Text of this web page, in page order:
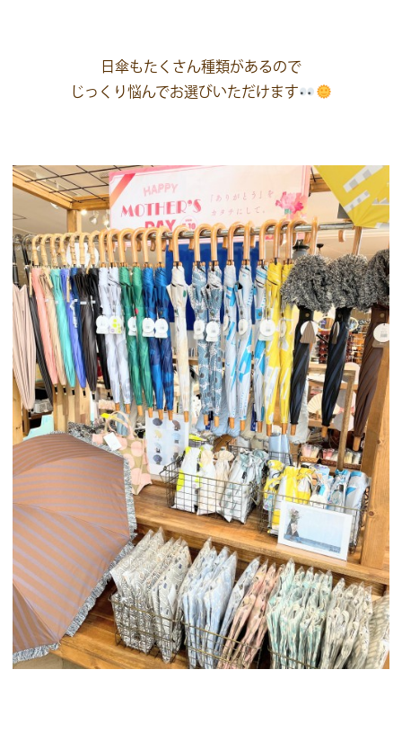
日傘もたくさん種類があるので
じっくり悩んでお選びいただけます